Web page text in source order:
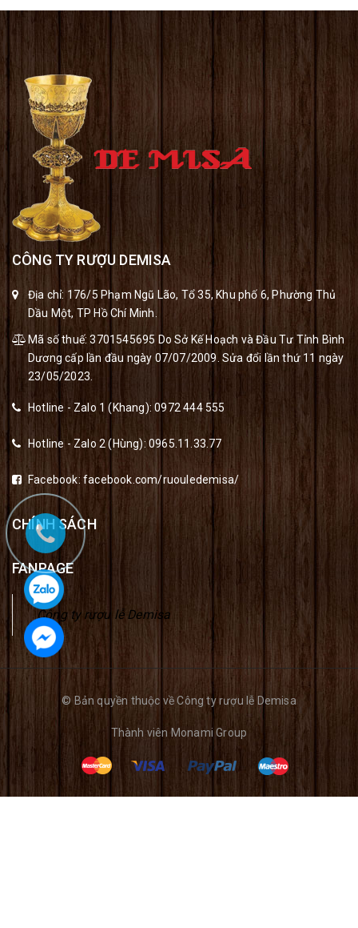
CÔNG TY RƯỢU DEMISA
Địa chỉ: 176/5 Phạm Ngũ Lão, Tổ 35, Khu phố 6, Phường Thủ
Dầu Một, TP Hồ Chí Minh.
Mã số thuế: 3701545695 Do Sở Kế Hoạch và Đầu Tư Tỉnh Bình
Dương cấp lần đầu ngày 07/07/2009. Sửa đổi lần thứ 11 ngày
23/05/2023.
Hotline - Zalo 1 (Khang):0972 444 555
Hotline - Zalo 2 (Hùng): 0965.11.33.77
Facebook: facebook.com/ruouledemisa/
CHÍNH SÁCH
FANPAGE
Công ty rượu lễ Demisa
© Bản quyền thuộc về Công ty rượu lễ Demisa
Thành viên Monami Group